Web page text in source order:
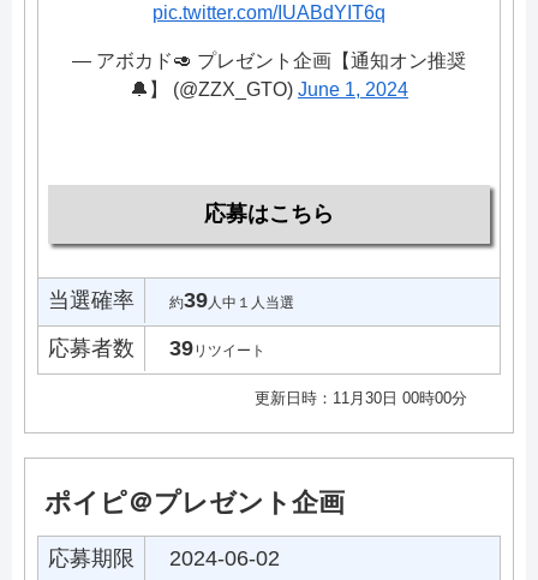
pic.twitter.com/IUABdYIT6q
— アボカド🥑 プレゼント企画【通知オン推奨
🔔】 (@ZZX_GTO) June 1, 2024
応募はこちら
当選確率 約39人中１人当選
応募者数 39リツイート
更新日時：11月30日 00時00分
ポイピ＠プレゼント企画
応募期限 2024-06-02